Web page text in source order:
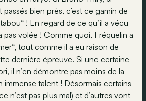
bien près, c’est ce gamin de
! En regard de ce qu’il a vécu
pas volée ! Comme quoi, Fréquelin a
tout comme il a eu raison de
dernière épreuve. Si une certaine
il n’en démontre pas moins de la
immense talent ! Désormais certains
n’est pas plus mal) et d’autres vont